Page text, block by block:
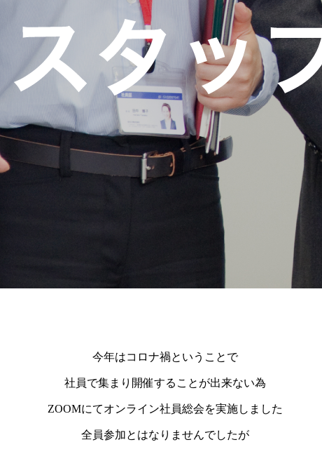
今年はコロナ禍ということで
社員で集まり開催することが出来ない為
ZOOMにてオンライン社員総会を実施しました
全員参加とはなりませんでしたが